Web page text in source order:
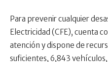
Para prevenir cualquier
Electricidad (CFE), cuenta
atención y dispone de
suficientes, 6,843